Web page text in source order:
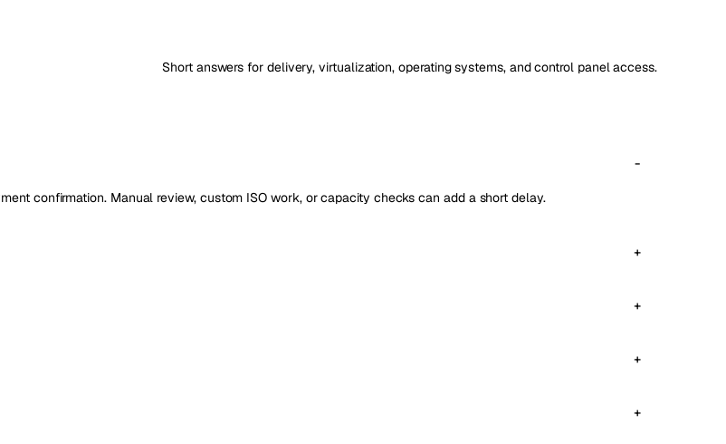
Short answers for delivery, virtualization, operating systems, and control panel access.
confirmation. Manual review, custom ISO work, or capacity checks can add a short delay.